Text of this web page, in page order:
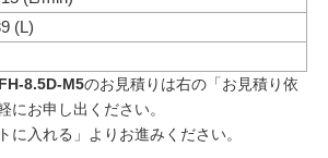
(L)
8.5D-M5のお見積りは右の「お見積り依
にお申し出ください。
に入れる」よりお進みください。